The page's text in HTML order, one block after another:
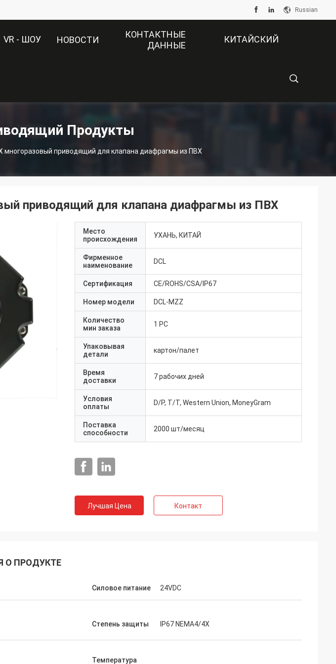
Russian
VR - ШОУ НОВОСТИ
КОНТАКТНЫЕ
ДАННЫЕ
КИТАЙСКИЙ
Продукты
многоразовый приводящий для клапана диафрагмы из ПВХ
Группа Midea - Китай
приводящий для клапана диафрагмы из ПВХ
Место
происхождения
УХАНЬ, КИТАЙ
Фирменное
наименование
DCL
Сертификация CE/ROHS/CSA/IP67
Номер модели DCL-MZZ
Количество
мин заказа
1 PC
Упаковывая
детали
картон/палет
Время
доставки
7 рабочих дней
Условия
оплаты
D/P, T/T, Western Union, MoneyGram
Поставка
способности
2000 шт/месяц
Лучшая Цена Контакт
О ПРОДУКТЕ
Силовое питание 24VDC
Степень защиты IP67 NEMA4/4X
Температура